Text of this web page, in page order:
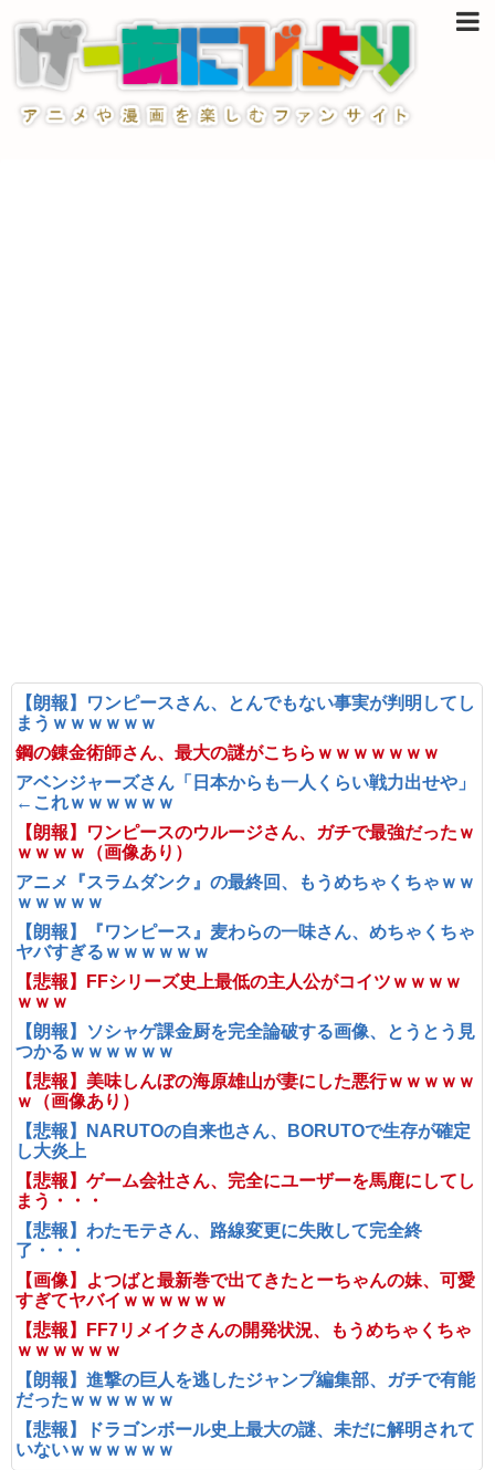
【朗報】ワンピースさん、とんでもない事実が判明してし
まうｗｗｗｗｗｗ
鋼の錬金術師さん、最大の謎がこちらｗｗｗｗｗｗｗ
アベンジャーズさん「日本からも一人くらい戦力出せや」
←これｗｗｗｗｗｗ
【朗報】ワンピースのウルージさん、ガチで最強だったｗ
ｗｗｗｗ（画像あり）
アニメ『スラムダンク』の最終回、もうめちゃくちゃｗｗ
ｗｗｗｗｗ
【朗報】『ワンピース』麦わらの一味さん、めちゃくちゃ
ヤバすぎるｗｗｗｗｗｗ
【悲報】FFシリーズ史上最低の主人公がコイツｗｗｗｗ
ｗｗｗ
【朗報】ソシャゲ課金厨を完全論破する画像、とうとう見
つかるｗｗｗｗｗｗ
【悲報】美味しんぼの海原雄山が妻にした悪行ｗｗｗｗｗ
ｗ（画像あり）
【悲報】NARUTOの自来也さん、BORUTOで生存が確定
し大炎上
【悲報】ゲーム会社さん、完全にユーザーを馬鹿にしてし
まう・・・
【悲報】わたモテさん、路線変更に失敗して完全終
了・・・
【画像】よつばと最新巻で出てきたとーちゃんの妹、可愛
すぎてヤバイｗｗｗｗｗｗ
【悲報】FF7リメイクさんの開発状況、もうめちゃくちゃ
ｗｗｗｗｗｗ
【朗報】進撃の巨人を逃したジャンプ編集部、ガチで有能
だったｗｗｗｗｗｗ
【悲報】ドラゴンボール史上最大の謎、未だに解明されて
いないｗｗｗｗｗｗ